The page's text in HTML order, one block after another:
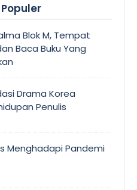
Blok M, Tempat
Baca Buku Yang
Drama Korea
Penulis
Menghadapi Pandemi